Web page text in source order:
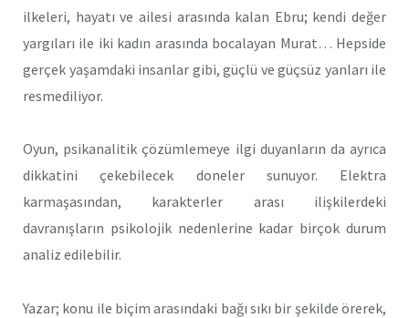
ilkeleri, hayatı ve ailesi arasında kalan Ebru; kendi değer
yargıları ile iki kadın arasında bocalayan Murat… Hepside
gerçek yaşamdaki insanlar gibi, güçlü ve güçsüz yanları ile
resmediliyor.
Oyun, psikanalitik çözümlemeye ilgi duyanların da ayrıca
dikkatini çekebilecek doneler sunuyor. Elektra
karmaşasından, karakterler arası ilişkilerdeki
davranışların psikolojik nedenlerine kadar birçok durum
analiz edilebilir.
Yazar; konu ile biçim arasındaki bağı sıkı bir şekilde örerek,